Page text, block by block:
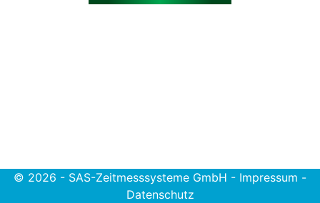
© 2026 - SAS-Zeitmesssysteme GmbH - Impressum -
Datenschutz